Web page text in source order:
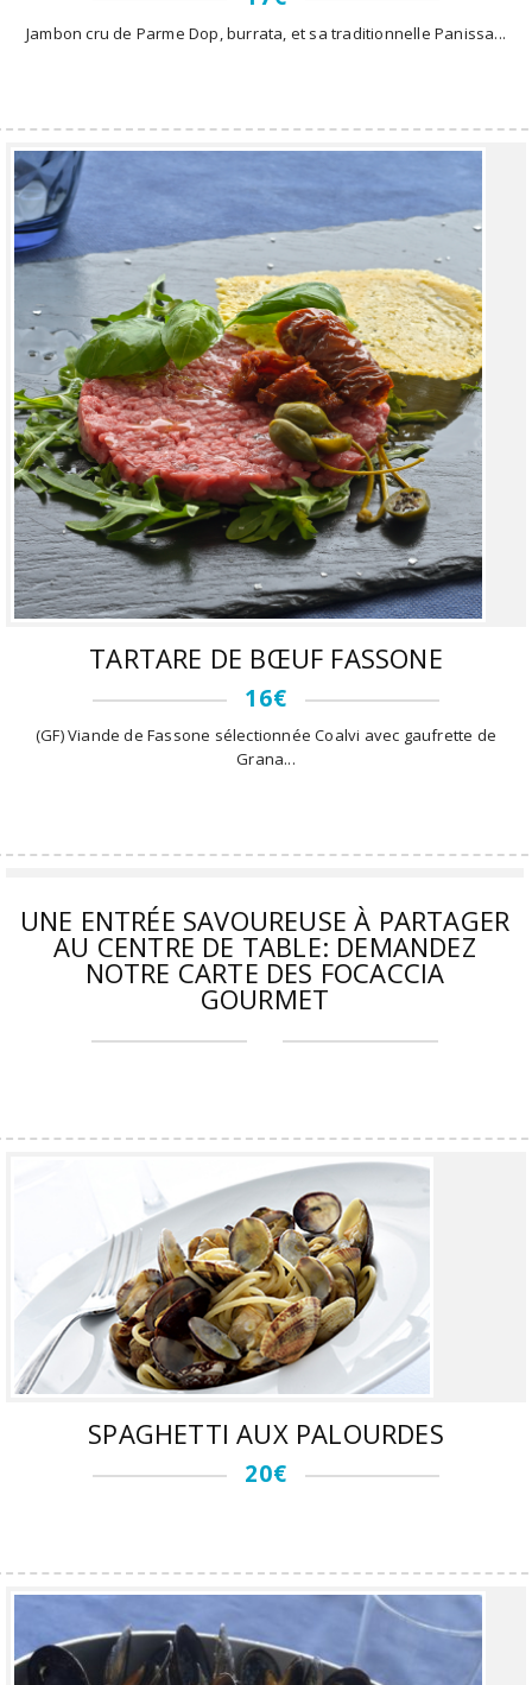
Jambon cru de Parme Dop, burrata, et sa traditionnelle Panissa...
TARTARE DE BŒUF FASSONE
16€
(GF) Viande de Fassone sélectionnée Coalvi avec gaufrette de
Grana...
UNE ENTRÉE SAVOUREUSE À PARTAGER
AU CENTRE DE TABLE: DEMANDEZ
NOTRE CARTE DES FOCACCIA
GOURMET
SPAGHETTI AUX PALOURDES
20€